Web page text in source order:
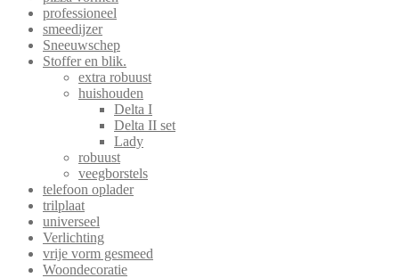
professioneel
smeedijzer
Sneeuwschep
Stoffer en blik.
extra robuust
huishouden
Delta I
Delta II set
Lady
robuust
veegborstels
telefoon oplader
trilplaat
universeel
Verlichting
vrije vorm gesmeed
Woondecoratie